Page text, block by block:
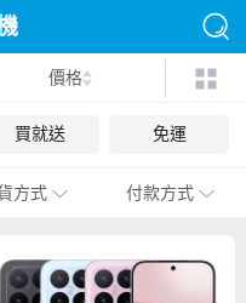
價格
買就送 免運
方式 付款方式